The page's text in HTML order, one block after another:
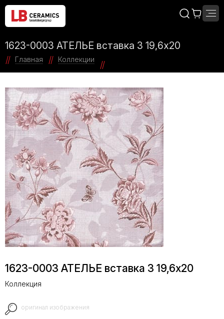
1623-0003 АТЕЛЬЕ вставка 3 19,6х20
Главная Коллекции
1623-0003 АТЕЛЬЕ вставка 3 19,6х20
Коллекция
оригинал изображения